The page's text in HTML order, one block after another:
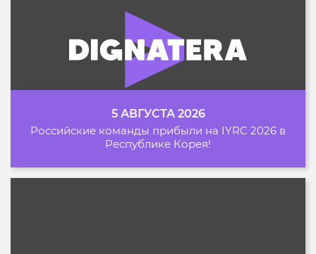
5 АВГУСТА 2026
Российские команды прибыли на IYRC 2026 в
Республике Корея!